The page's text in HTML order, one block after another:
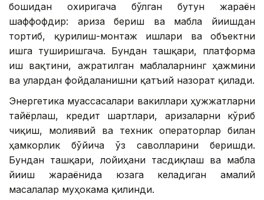
бошидан охиригача бўлган бутун жараён
шаффофдир: ариза бериш ва маблағ йиғишдан
тортиб, қурилиш-монтаж ишлари ва объектни
ишга туширишгача. Бундан ташқари, платформа
иш вақтини, ажратилган маблағларнинг ҳажмини
ва улардан фойдаланишни қатъий назорат қилади.
Энергетика муассасалари вакиллари ҳужжатларни
тайёрлаш, кредит шартлари, аризаларни кўриб
чиқиш, молиявий ва техник операторлар билан
ҳамкорлик бўйича ўз саволларини беришди.
Бундан ташқари, лойиҳани тасдиқлаш ва маблағ
йиғиш жараёнида юзага келадиган амалий
масалалар муҳокама қилинди.